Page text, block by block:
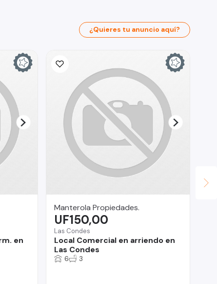
¿Quieres tu anuncio aquí?
en
Manterola Propiedades.
Las Condes
Local Comercial en arriendo en
Las Condes
UF150,00
6 3